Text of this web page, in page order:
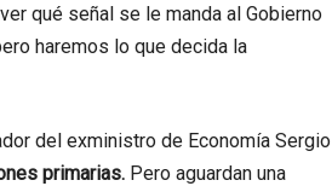
qué señal se le manda al Gobierno
haremos lo que decida la
del exministro de Economía Sergio
primarias. Pero aguardan una